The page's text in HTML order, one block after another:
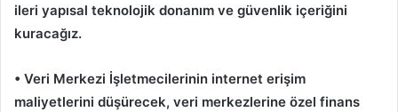
ileri yapısal teknolojik donanım ve güvenlik içeriğini
kuracağız.
• Veri Merkezi İşletmecilerinin internet erişim
maliyetlerini düşürecek, veri merkezlerine özel finans